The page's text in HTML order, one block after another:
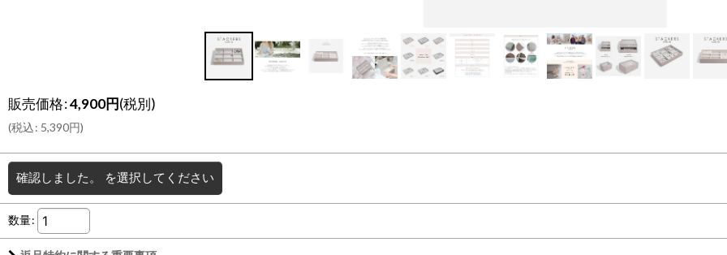
販売価格:4,900円(税別)
(税込: 5,390円)
確認しました。 を選択してください
数量: